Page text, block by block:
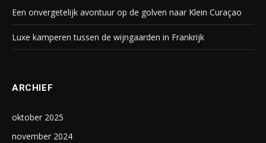
Een onvergetelijk avontuur op de golven naar Klein Curaçao
Luxe kamperen tussen de wijngaarden in Frankrijk
ARCHIEF
oktober 2025
november 2024